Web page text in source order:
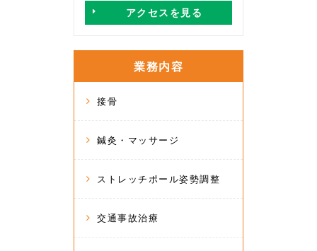
アクセスを見る
業務内容
接骨
鍼灸・マッサージ
ストレッチポール姿勢調整
交通事故治療